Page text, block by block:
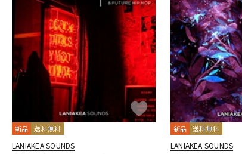
新品 送料無料
LANIAKEA SOUNDS
新品 送料無料
LANIAKEA SOUNDS